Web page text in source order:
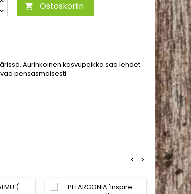
 Ostoskoriin
Aurinkoinen kasvupaikka saa lehdet
pensasmaisesti.
>
<